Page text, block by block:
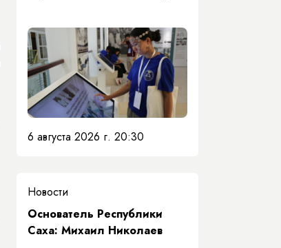
6 августа 2026 г. 20:30
Новости
Основатель Республики
Саха: Михаил Николаев